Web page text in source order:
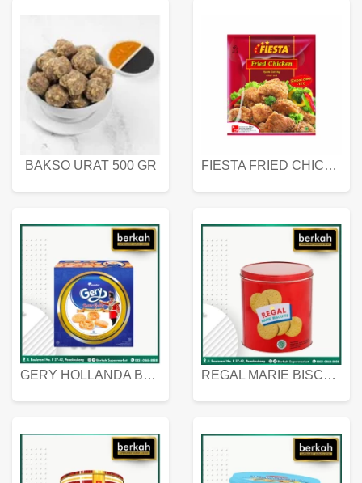
BAKSO URAT 500 GR FIESTA FRIED CHICKEN 500 GR
GERY HOLLANDA BUTTER COOKIES 450 GRAM REGAL MARIE BISCUIT KALENG 550 GRAM